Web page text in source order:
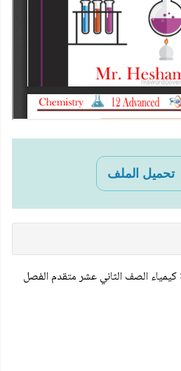
تحميل الملف
كيمياء الصف الثاني عشر متقدم الفصل